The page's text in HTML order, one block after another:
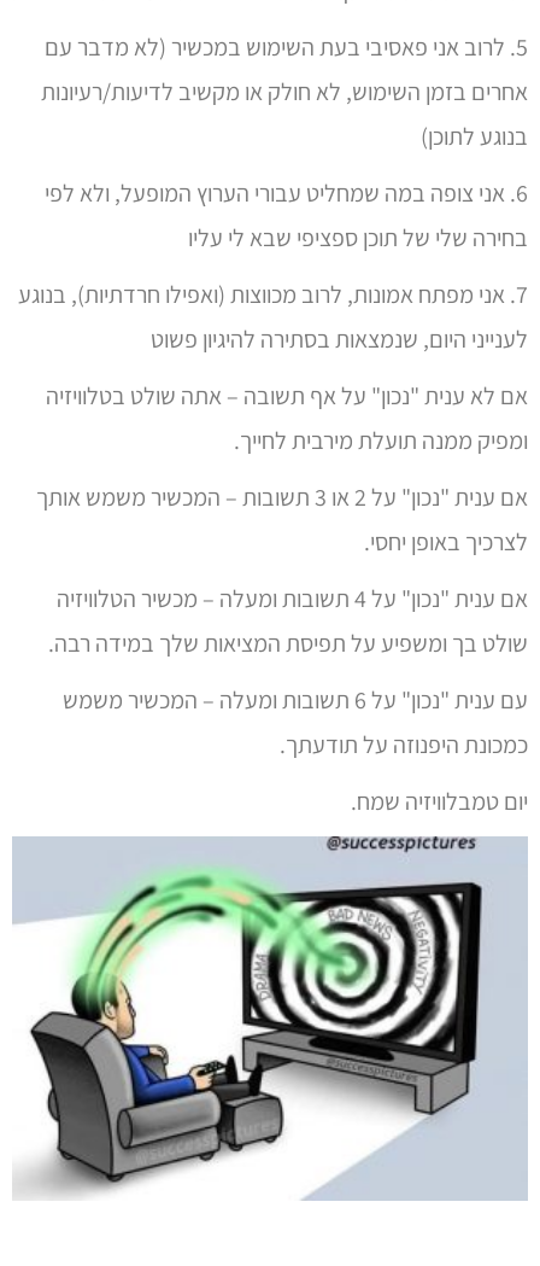
5. לרוב אני פאסיבי בעת השימוש במכשיר (לא מדבר עם
אחרים בזמן השימוש, לא חולק או מקשיב לדיעות/רעיונות
בנוגע לתוכן)
6. אני צופה במה שמחליט עבורי הערוץ המופעל, ולא לפי
בחירה שלי של תוכן ספציפי שבא לי עליו
7. אני מפתח אמונות, לרוב מכווצות (ואפילו חרדתיות), בנוגע
לענייני היום, שנמצאות בסתירה להיגיון פשוט
אם לא ענית "נכון" על אף תשובה – אתה שולט בטלוויזיה
ומפיק ממנה תועלת מירבית לחייך.
אם ענית "נכון" על 2 או 3 תשובות – המכשיר משמש אותך
לצרכיך באופן יחסי.
אם ענית "נכון" על 4 תשובות ומעלה – מכשיר הטלוויזיה
שולט בך ומשפיע על תפיסת המציאות שלך במידה רבה.
עם ענית "נכון" על 6 תשובות ומעלה – המכשיר משמש
כמכונת היפנוזה על תודעתך.
יום טמבלוויזיה שמח.